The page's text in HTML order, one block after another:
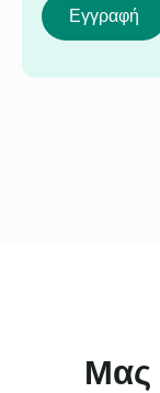
Εγγραφή
Μας